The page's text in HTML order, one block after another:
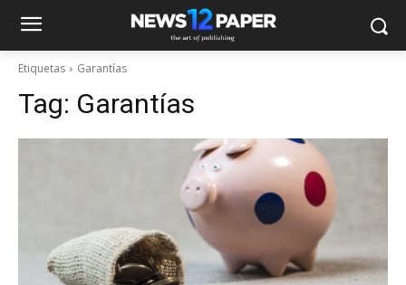
Etiquetas Garantías
Tag: Garantías